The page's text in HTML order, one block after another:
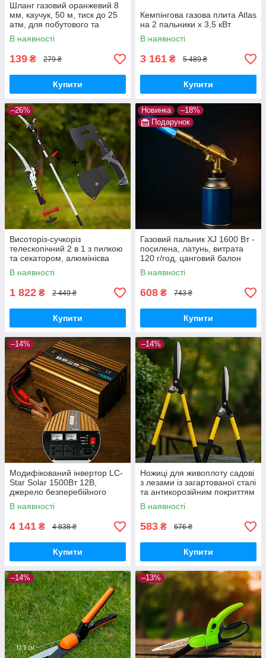
Шланг газовий оранжевий 8
мм, каучук, 50 м, тиск до 25
атм, для побутового та
промислового використання
В наявності
139 ₴ 279 ₴
Купити
Кемпінгова газова плита Atlas
на 2 пальники x 3,5 кВт
В наявності
3 161 ₴ 5 489 ₴
Купити
–26%
Висоторіз-сучкоріз
телескопічний 2 в 1 з пилкою
та секатором, алюмінієва
штанга 3 м, лезо SK5
В наявності
1 822 ₴ 2 449 ₴
Купити
Новинка
–18%
Подарунок
Газовий пальник XJ 1600 Вт -
посилена, латунь, витрата
120 г/год, цанговий балон
В наявності
608 ₴ 743 ₴
Купити
–14%
Модифікований інвертор LC-
Star Solar 1500Вт 12В,
джерело безперебійного
живлення з подвійним
виходом
В наявності
4 141 ₴ 4 838 ₴
Купити
–14%
Ножиці для живоплоту садові
з лезами із загартованої сталі
та антикорозійним покриттям
В наявності
583 ₴ 676 ₴
Купити
–14% –13%